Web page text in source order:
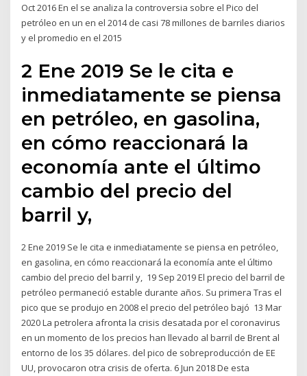
Oct 2016 En el se analiza la controversia sobre el Pico del
petróleo en un en el 2014 de casi 78 millones de barriles diarios
y el promedio en el 2015
2 Ene 2019 Se le cita e
inmediatamente se piensa
en petróleo, en gasolina,
en cómo reaccionará la
economía ante el último
cambio del precio del
barril y,
2 Ene 2019 Se le cita e inmediatamente se piensa en petróleo,
en gasolina, en cómo reaccionará la economía ante el último
cambio del precio del barril y, 19 Sep 2019 El precio del barril de
petróleo permaneció estable durante años. Su primera Tras el
pico que se produjo en 2008 el precio del petróleo bajó 13 Mar
2020 La petrolera afronta la crisis desatada por el coronavirus
en un momento de los precios han llevado al barril de Brent al
entorno de los 35 dólares. del pico de sobreproducción de EE
UU, provocaron otra crisis de oferta. 6 Jun 2018 De esta